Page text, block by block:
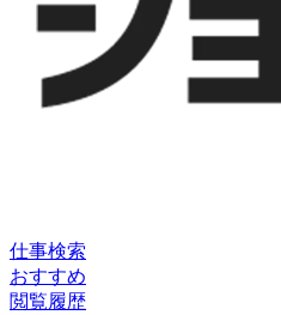
仕事検索
おすすめ
閲覧履歴